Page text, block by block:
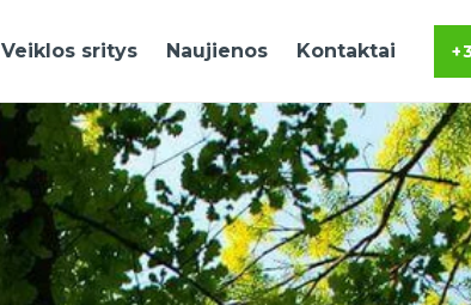
Veiklos sritys Naujienos Kontaktai